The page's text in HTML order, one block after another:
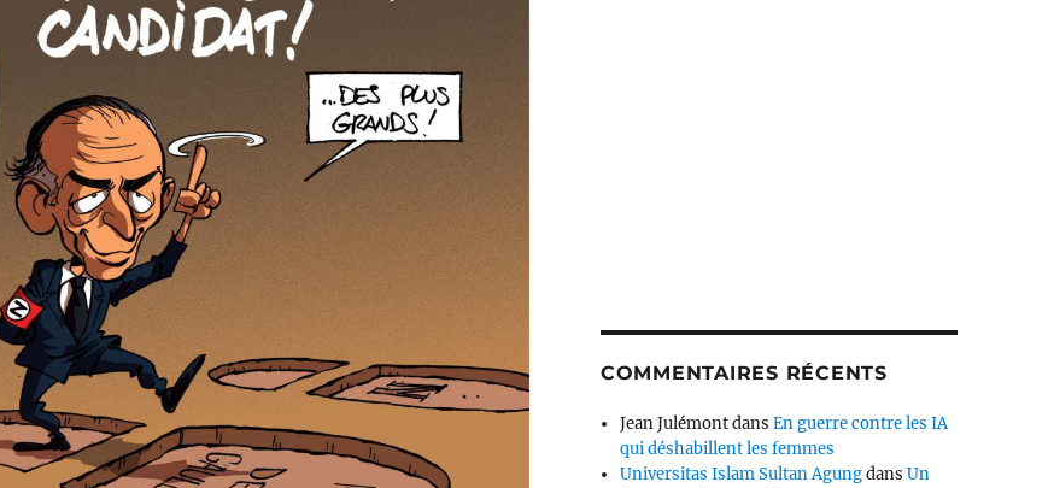
COMMENTAIRES RÉCENTS
Jean JulémontdansEn guerre contre les IA
qui déshabillent les femmes
Universitas Islam Sultan AgungdansUn